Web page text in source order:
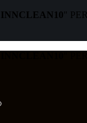
INNCLEAN10"